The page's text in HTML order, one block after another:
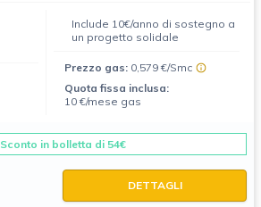
Include 10€/anno di sostegno a
un progetto solidale
Prezzo gas: 0,579 €/Smc
Quota fissa inclusa:
10 €/mese gas
Sconto in bolletta di 54€
DETTAGLI